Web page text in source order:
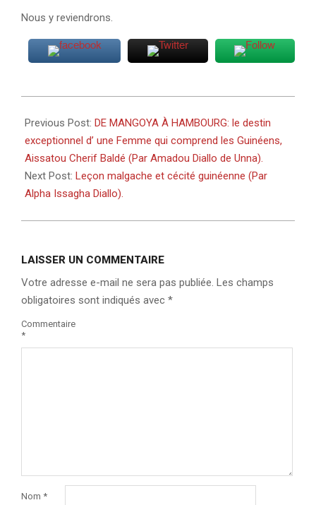
Nous y reviendrons.
10-
11
Previous Post: DE MANGOYA À HAMBOURG: le destin
exceptionnel d’ une Femme qui comprend les Guinéens,
Aissatou Cherif Baldé (Par Amadou Diallo de Unna).
Next Post: Leçon malgache et cécité guinéenne (Par
Alpha Issagha Diallo).
LAISSER UN COMMENTAIRE
Votre adresse e-mail ne sera pas publiée. Les champs
obligatoires sont indiqués avec *
Commentaire
*
Nom *